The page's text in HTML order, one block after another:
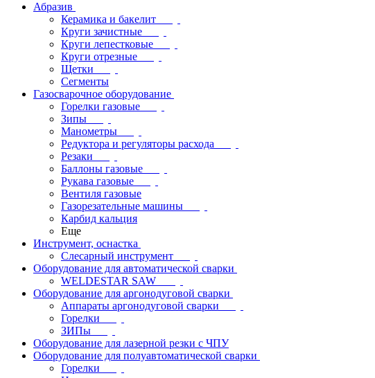
Абразив
Керамика и бакелит
Круги зачистные
Круги лепестковые
Круги отрезные
Щетки
Сегменты
Газосварочное оборудование
Горелки газовые
Зипы
Манометры
Редуктора и регуляторы расхода
Резаки
Баллоны газовые
Рукава газовые
Вентиля газовые
Газорезательные машины
Карбид кальция
Еще
Инструмент, оснастка
Слесарный инструмент
Оборудование для автоматической сварки
WELDESTAR SAW
Оборудование для аргонодуговой сварки
Аппараты аргонодуговой сварки
Горелки
ЗИПы
Оборудование для лазерной резки с ЧПУ
Оборудование для полуавтоматической сварки
Горелки